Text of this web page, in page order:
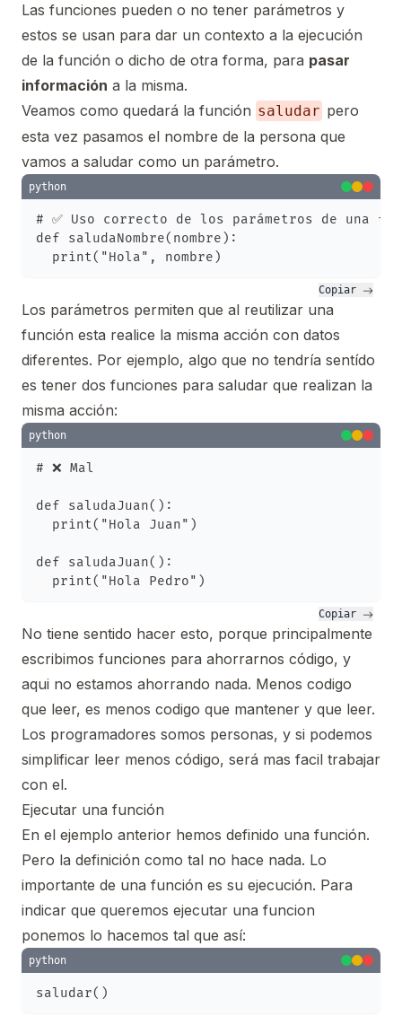
Las funciones pueden o no tener parámetros y
estos se usan para dar un contexto a la ejecución
de la función o dicho de otra forma, para pasar
información a la misma.
Veamos como quedará la función saludar pero
esta vez pasamos el nombre de la persona que
vamos a saludar como un parámetro.
python
# ✅ Uso correcto de los parámetros de una
def saludaNombre(nombre):
Copiar
Los parámetros permiten que al reutilizar una
función esta realice la misma acción con datos
diferentes. Por ejemplo, algo que no tendría sentído
es tener dos funciones para saludar que realizan la
misma acción:
python
# ❌ Mal
def saludaJuan():
  print("Hola Juan")
def saludaJuan():
Copiar
No tiene sentido hacer esto, porque principalmente
escribimos funciones para ahorrarnos código, y
aqui no estamos ahorrando nada. Menos codigo
que leer, es menos codigo que mantener y que leer.
Los programadores somos personas, y si podemos
simplificar leer menos código, será mas facil trabajar
con el.
Ejecutar una función
En el ejemplo anterior hemos definido una función.
Pero la definición como tal no hace nada. Lo
importante de una función es su ejecución. Para
indicar que queremos ejecutar una funcion
ponemos lo hacemos tal que así:
python